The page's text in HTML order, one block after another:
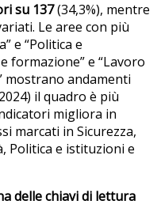
su 137(34,3%), mentre
Le aree con più
e “Politica e
formazione” e “Lavoro
mostrano andamenti
il quadro è più
migliora in
marcati in Sicurezza,
Politica e istituzioni e
delle chiavi di lettura